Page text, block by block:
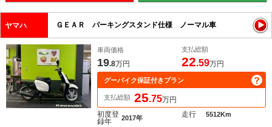
ヤマハ ＧＥＡＲ パーキングスタンド仕様 ノーマル車
車両価格
19.8万円
支払総額
22.59万円
グーバイク保証付きプラン
支払総額 25.75万円
初度登
録年
2017年 走行 5512Km